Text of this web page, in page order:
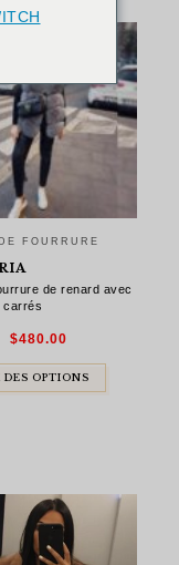
FOURRURE
de renard avec
carrés
Le
prix
était :
$720.00.
$480.00prix
est :
$480.00.
DES OPTIONS